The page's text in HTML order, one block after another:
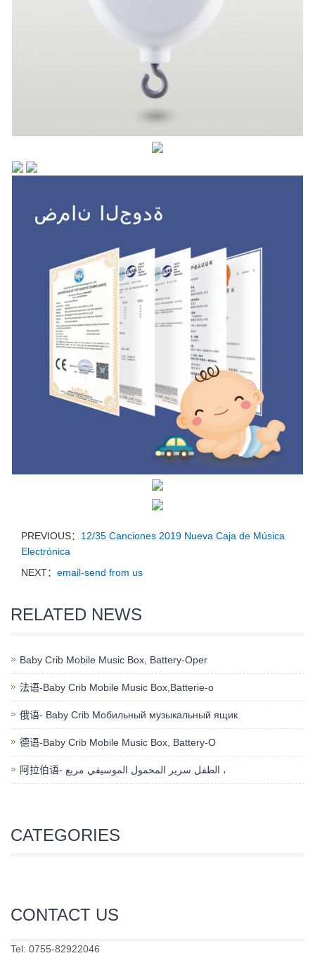
PREVIOUS： 12/35 Canciones 2019 Nueva Caja de Música
Electrónica
NEXT： email-send from us
RELATED NEWS
Baby Crib Mobile Music Box, Battery-Oper
法语-Baby Crib Mobile Music Box,Batterie-o
俄语- Baby Crib Мобильный музыкальный ящик
德语-Baby Crib Mobile Music Box, Battery-O
阿拉伯语- الطفل سرير المحمول الموسيقي مربع ،
CATEGORIES
CONTACT US
Tel: 0755-82922046